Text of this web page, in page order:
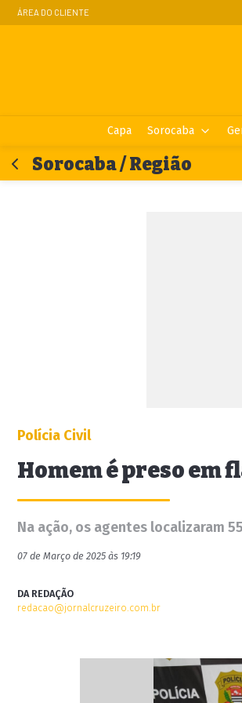
ÁREA DO CLIENTE
Capa Sorocaba
Sorocaba / Região
Polícia Civil
Homem é preso em
Na ação, os agentes localizaram
07 de Março de 2025 às 19:19
DA REDAÇÃO
redacao@jornalcruzeiro.com.br